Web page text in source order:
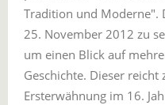
Tradition und Moderne".
25. November 2012 zu
um einen Blick auf
Geschichte. Dieser reicht
Ersterwähnung im 16.